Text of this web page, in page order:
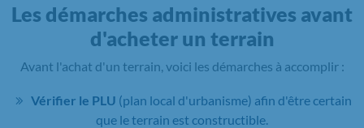
Les démarches administratives avant
d'acheter un terrain
Avant l'achat d'un terrain, voici les démarches à accomplir :
Vérifier le PLU (plan local d'urbanisme) afin d'être certain
que le terrain est constructible.